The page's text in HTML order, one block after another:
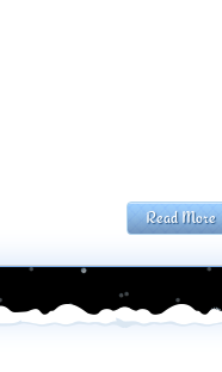
Read More